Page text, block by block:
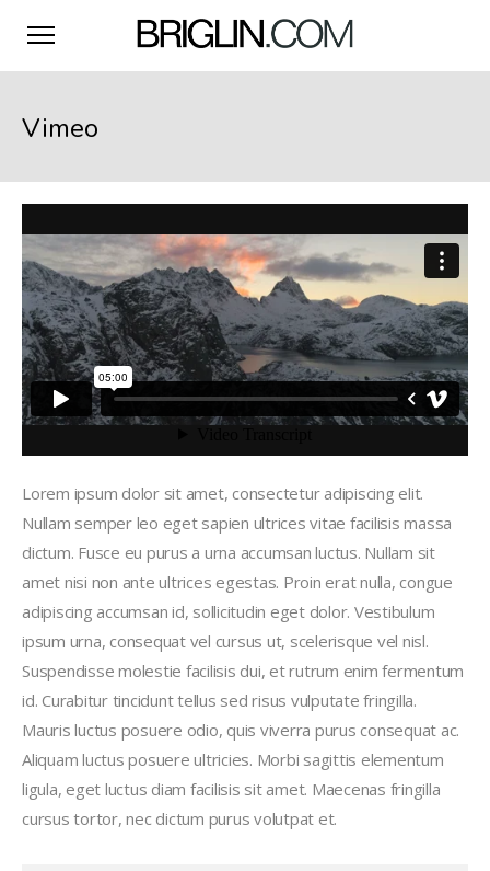
Vimeo
Lorem ipsum dolor sit amet, consectetur adipiscing elit.
Nullam semper leo eget sapien ultrices vitae facilisis massa
dictum. Fusce eu purus a urna accumsan luctus. Nullam sit
amet nisi non ante ultrices egestas. Proin erat nulla, congue
adipiscing accumsan id, sollicitudin eget dolor. Vestibulum
ipsum urna, consequat vel cursus ut, scelerisque vel nisl.
Suspendisse molestie facilisis dui, et rutrum enim fermentum
id. Curabitur tincidunt tellus sed risus vulputate fringilla.
Mauris luctus posuere odio, quis viverra purus consequat ac.
Aliquam luctus posuere ultricies. Morbi sagittis elementum
ligula, eget luctus diam facilisis sit amet. Maecenas fringilla
cursus tortor, nec dictum purus volutpat et.